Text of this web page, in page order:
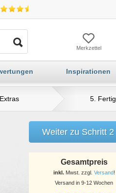
Merkzettel
Inspirationen
5. Fertig
Weiter zu Schritt 2
Gesamtpreis
inkl.Mwst. zzgl. Versand!
Versand in 9-12 Wochen